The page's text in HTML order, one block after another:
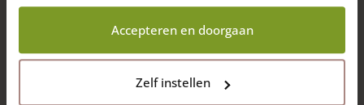
wij wel mogen verzamelen.
Accepteren en doorgaan
Zelf instellen